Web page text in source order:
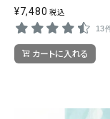
¥7,480 税込
13
カートに入れる